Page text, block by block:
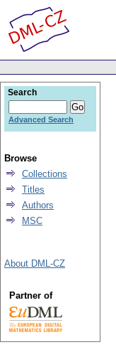
Search
Advanced Search
Browse
Collections
Titles
Authors
MSC
About DML-CZ
Partner of